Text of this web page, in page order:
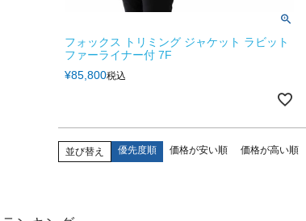
フォックス トリミング ジャケット ラビット
ファーライナー付 7F
¥85,800税込
並び替え 優先度順 価格が安い順 価格が高い順